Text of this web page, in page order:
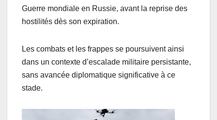
Guerre mondiale en Russie, avant la reprise des
hostilités dès son expiration.
Les combats et les frappes se poursuivent ainsi
dans un contexte d’escalade militaire persistante,
sans avancée diplomatique significative à ce
stade.